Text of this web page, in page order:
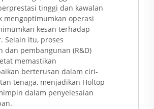
tinggi dan kawalan
mengoptimumkan operasi
kesan terhadap
Selain itu, proses
dan pembangunan (R&D)
memastikan
berterusan dalam ciri-
tenaga, menjadikan Holtop
dalam penyelesaian